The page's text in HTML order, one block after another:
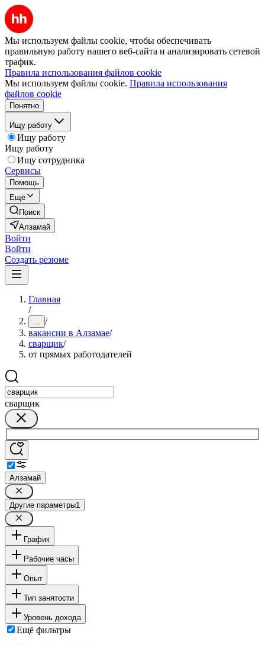
Мы используем файлы cookie, чтобы обеспечивать
правильную работу нашего веб-сайта и анализировать сетевой
трафик.
Правила использования файлов cookie
Мы используем файлы cookie. Правила использования
файлов cookie
Понятно
Ищу работу
Ищу работу
Ищу работу
Ищу сотрудника
Сервисы
Помощь
Ещё
Поиск
Алзамай
Войти
Войти
Создать резюме
Главная
/
... /
вакансии в Алзамае/
сварщик/
от прямых работодателей
сварщик
Алзамай
Другие параметры1
График
Рабочие часы
Опыт
Тип занятости
Уровень дохода
Ещё фильтры